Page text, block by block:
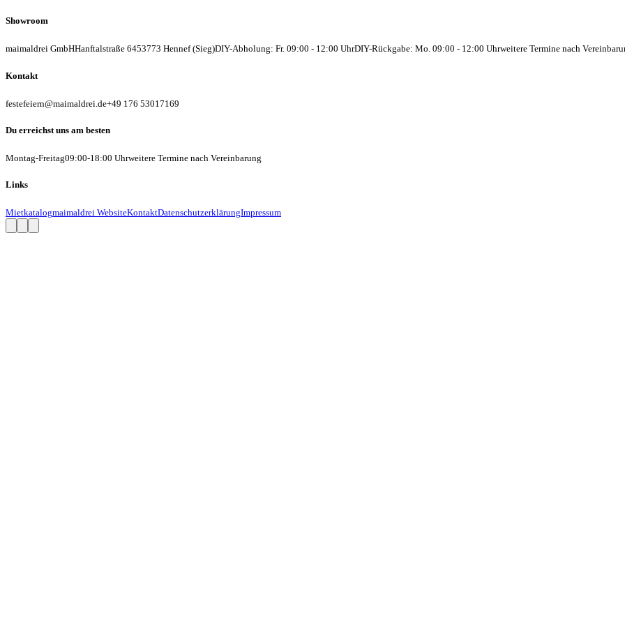
Showroom
maimaldrei GmbHHanftalstraße 6453773 Hennef (Sieg)DIY-Abholung: Fr. 09:00 - 12:00 UhrDIY-Rückgabe: Mo. 09:00 - 12:00 Uhrweitere Termine nach
Kontakt
festefeiern@maimaldrei.de+49 176 53017169
Du erreichst uns am besten
Montag-Freitag09:00-18:00 Uhrweitere Termine nach Vereinbarung
Links
Mietkatalogmaimaldrei WebsiteKontaktDatenschutzerklärungImpressum